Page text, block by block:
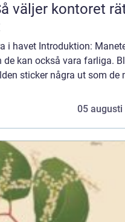
väljer kontoret
i havet Introduktion:
de kan också vara farliga.
sticker några ut som de
05 augusti